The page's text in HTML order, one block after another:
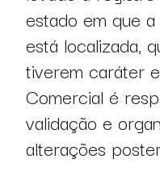
estado em que
está localizada,
tiverem caráter
Comercial é
validação e
alterações